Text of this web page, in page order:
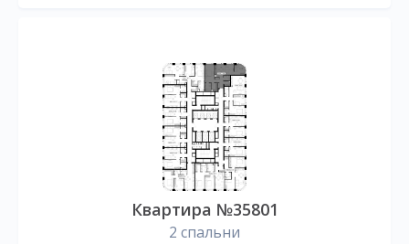
Квартира №35801
2 спальни